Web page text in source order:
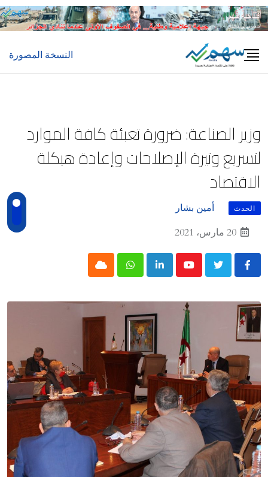
Skip
to
النسخة المصورة
وزير الصناعة: ضرورة تعبئة كافة الموارد
لتسريع وتيرة الإصلاحات وإعادة هيكلة
الاقتصاد
الحدث
أمين بشار
20 مارس، 2021
Youtube
LinkedIn
Whatsapp
Cloud